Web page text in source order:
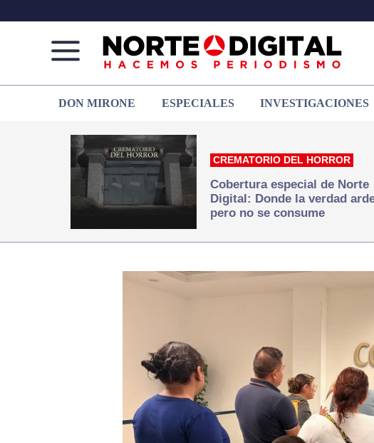
de
Juárez
que
hacemos periodismo
DON MIRONE ESPECIALES INVESTIGACIONES
CREMATORIO DEL HORROR
Cobertura especial de Norte
Digital: Donde la verdad
pero no se consume